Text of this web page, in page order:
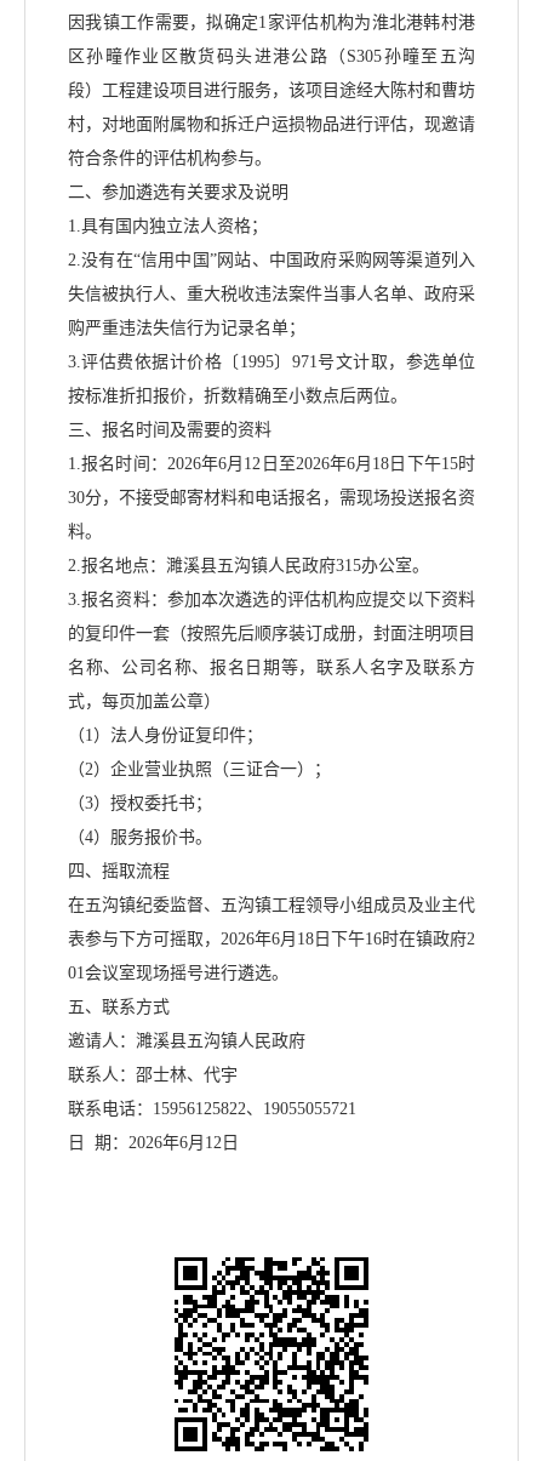
因我镇工作需要，拟确定1 家评估机构为淮北港韩村港
区孙疃作业区散货码头进港公路（ S305孙疃至五沟
段）工程建设项目进行服务，该项目 途经大陈村和曹坊
村，对地面附属物和拆迁户运损物品进行评估，现邀请
符合条件的评估机构参与。
二、参加遴选有关要求及说明
1.具有国内独立法人资格；
2.没有在“信用中国 ”网站、中国政府采购网等渠道列入
失信被执行人、重大税收违法案件当事人名单、政府采
购严重违法失信行为记录名单；
3.评估费依据计价格〔 1995〕 971号文计取，参选单位
按标准折扣报价，折数精确至小数点后两位。
三、报名时间及需要的资料
1.报名时间：2026年6月12日至2026年6月18日下午15时
30分，不接受邮寄材料和电话报名，需现场投送报名资
料。
2.报名地点：濉溪县五沟镇人民政府315办公室。
3.报名资料：参加本次遴选的评估机构应提交以下资料
的复印件一套（按照先后顺序装订成册，封面注明项目
名称、公司名称、报名日期等，联系人名字及联系方
式，每页加盖公章）
（1） 法人身份证复印件；
（2）企业营业执照（三证合一）；
（3）授权委托书；
（4）服务报价书。
四、摇取流程
在五沟镇纪委监督、五沟镇工程领导小组成员及业主代
表参与下方可摇取， 2026年6月18日下午16时在镇政府2
01会议室现场摇号进行遴选。
五、联系方式
邀请人：濉溪县五沟镇人民政府
联系人：邵士林、代宇
联系电话： 15956125822、19055055721
日
期： 2026年6月12日